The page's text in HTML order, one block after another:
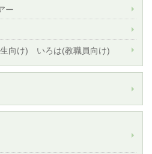
ー
向け) いろは(教職員向け)